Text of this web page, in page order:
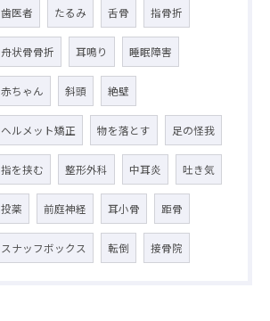
歯医者 たるみ 舌骨 指骨折
舟状骨骨折 耳鳴り 睡眠障害
赤ちゃん 斜頭 絶壁
ヘルメット矯正 物を落とす 足の怪我
指を挟む 整形外科 中耳炎 吐き気
投薬 前庭神経 耳小骨 距骨
スナッフボックス 転倒 接骨院